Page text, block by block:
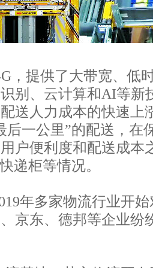
，提供了大带宽、低
别、云计算和AI等新
送人力成本的快速上
后一公里”的配送，在
户便利度和配送成本
递柜等情况。
年多家物流行业开
京东、德邦等企业纷